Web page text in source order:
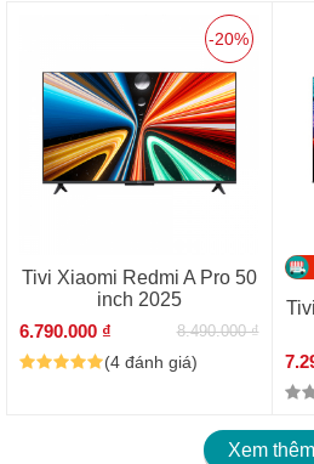
Tivi Xiaomi Redmi A Pro 50
inch 2025
6.790.000 ₫
8.490.000 ₫
(4 đánh giá)
-20%
Xem thêm